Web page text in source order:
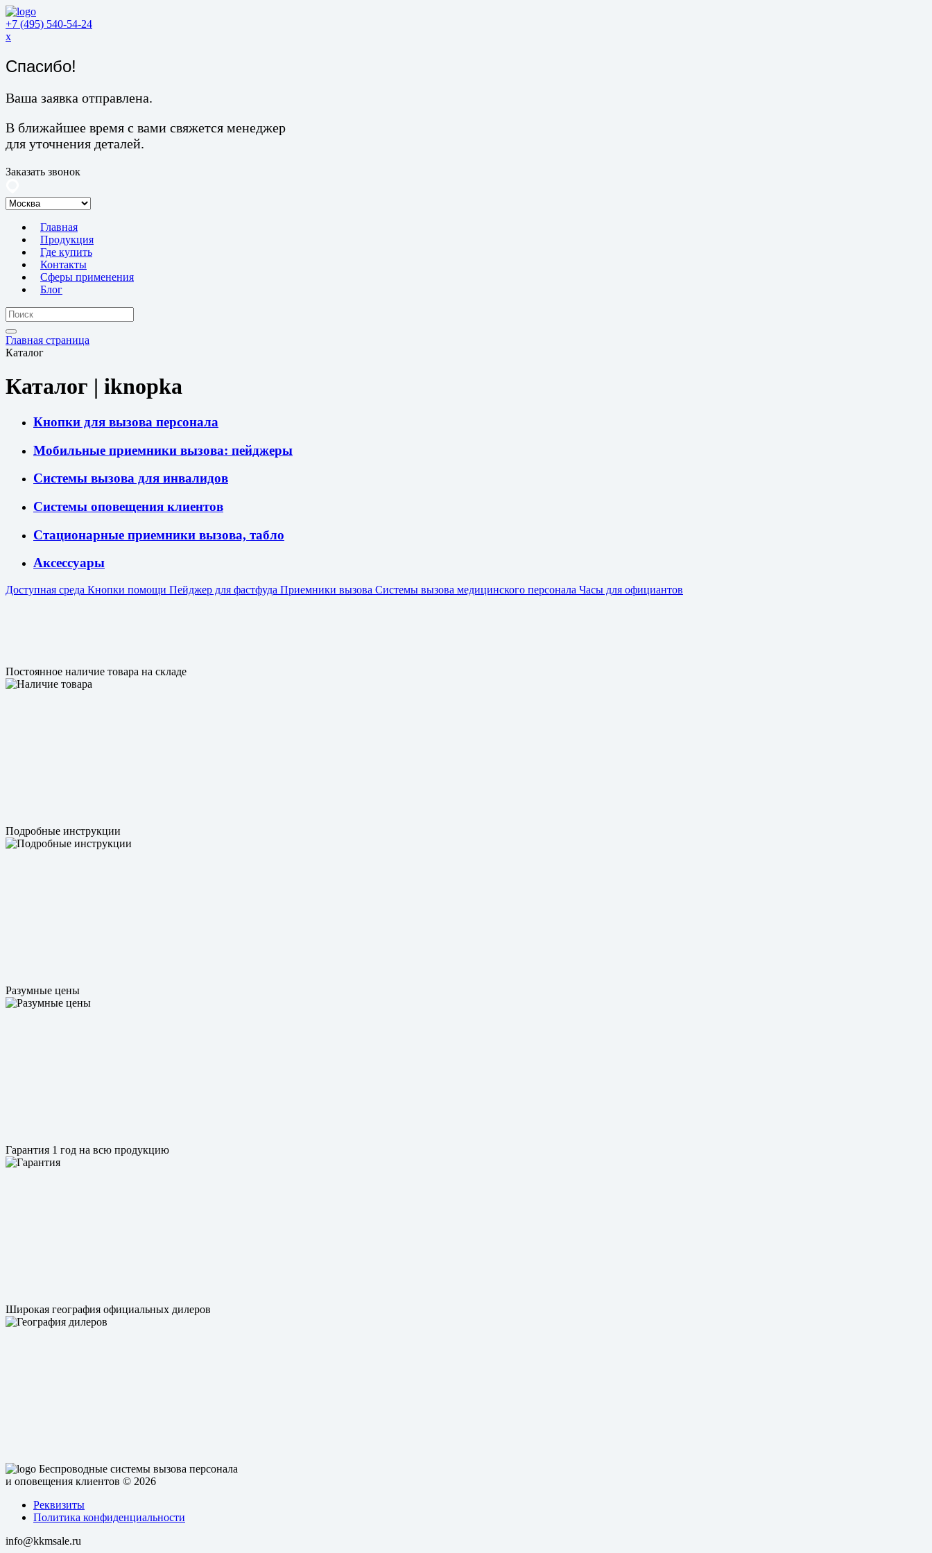
+7 (495) 540-54-24
x
Спасибо!
Ваша заявка отправлена.
В ближайшее время с вами свяжется менеджер
для уточнения деталей.
Заказать звонок
Главная
Продукция
Где купить
Контакты
Сферы применения
Блог
Главная страница
Каталог
Каталог | iknopka
Кнопки для вызова персонала
Мобильные приемники вызова: пейджеры
Системы вызова для инвалидов
Системы оповещения клиентов
Стационарные приемники вызова, табло
Аксессуары
Доступная среда Кнопки помощи Пейджер для фастфуда Приемники вызова Системы вызова медицинского персонала Часы для официантов
Постоянное наличие товара на складе
Подробные инструкции
Разумные цены
Гарантия 1 год на всю продукцию
Широкая география официальных дилеров
Беспроводные системы вызова персонала
и оповещения клиентов © 2026
Реквизиты
Политика конфиденциальности
info@kkmsale.ru